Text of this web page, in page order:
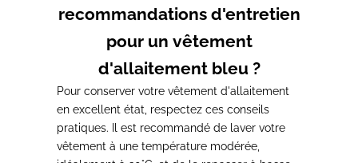
recommandations d'entretien
pour un vêtement
d'allaitement bleu ?
Pour conserver votre vêtement d'allaitement
en excellent état, respectez ces conseils
pratiques. Il est recommandé de laver votre
vêtement à une température modérée,